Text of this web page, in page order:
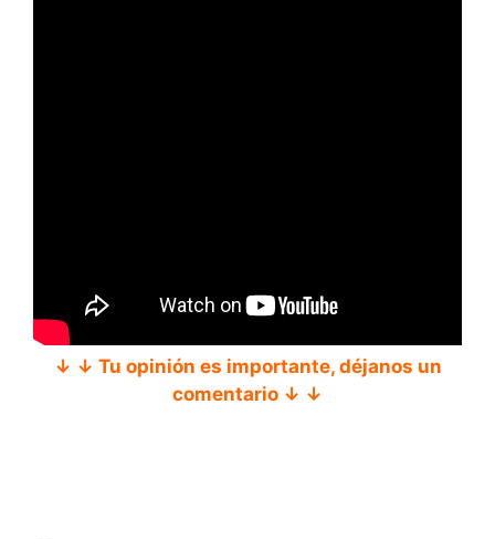
↓ ↓ Tu opinión es importante, déjanos un
comentario ↓ ↓